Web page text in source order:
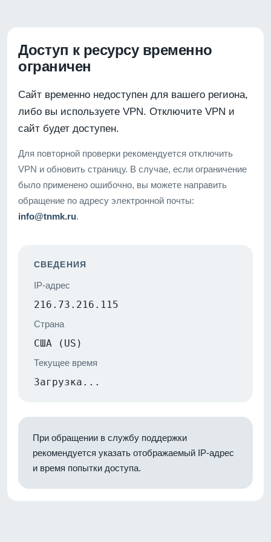
Доступ к ресурсу временно
ограничен
Сайт временно недоступен для вашего региона,
либо вы используете VPN. Отключите VPN и
сайт будет доступен.
Для повторной проверки рекомендуется отключить
VPN и обновить страницу. В случае, если ограничение
было применено ошибочно, вы можете направить
обращение по адресу электронной почты:
info@tnmk.ru.
СВЕДЕНИЯ
IP-адрес
216.73.216.115
Страна
США (US)
Текущее время
Загрузка...
При обращении в службу поддержки
рекомендуется указать отображаемый IP-адрес
и время попытки доступа.